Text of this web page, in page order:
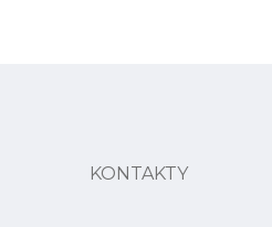
KONTAKTY